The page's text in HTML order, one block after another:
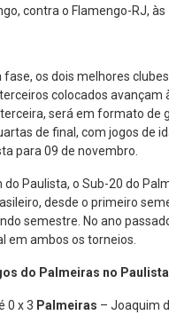
contra o Flamengo-RJ, às
fase, os dois melhores
colocados avançam
será em formato de
de final, com jogos de
para 09 de novembro.
do Paulista, o Sub-20 do
desde o primeiro
semestre. No ano
em ambos os torneios.
do Palmeiras no
0 x 3 Palmeiras – Joaquim